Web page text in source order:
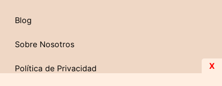
Blog
Sobre Nosotros
Política de Privacidad X